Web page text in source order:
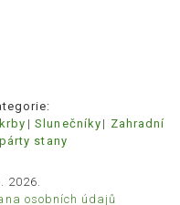
Slunečníky
Zahradní
stany
2026.
osobních údajů